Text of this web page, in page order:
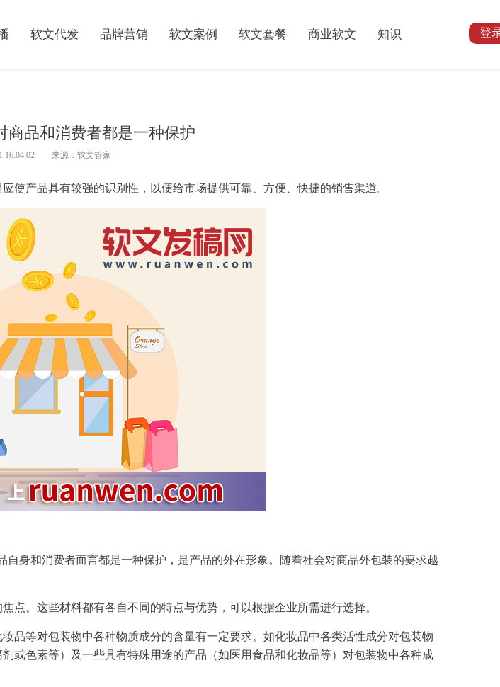
软文代发 品牌营销 软文案例 软文套餐 商业软文 知识 登
商品和消费者都是一种保护
16:04:02 来源：软文管家
使产品具有较强的识别性，以便给市场提供可靠、方便、快捷的销售渠道。
自身和消费者而言都是一种保护，是产品的外在形象。随着社会对商品外包装的要求越
点。这些材料都有各自不同的特点与优势，可以根据企业所需进行选择。
妆品等对包装物中各种物质成分的含量有一定要求。如化妆品中各类活性成分对包装物
或色素等）及一些具有特殊用途的产品 （如医用食品和化妆品等）对包装物中各种成